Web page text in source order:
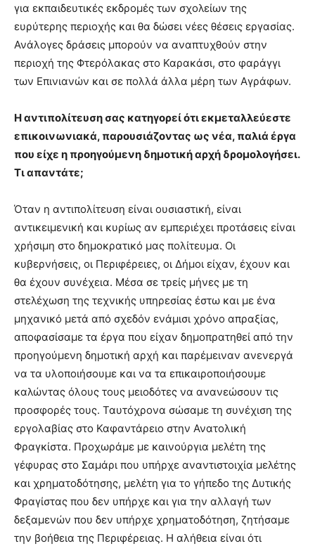
για εκπαιδευτικές εκδρομές των σχολείων της
ευρύτερης περιοχής και θα δώσει νέες θέσεις εργασίας.
Ανάλογες δράσεις μπορούν να αναπτυχθούν στην
περιοχή της Φτερόλακας στο Καρακάσι, στο φαράγγι
των Επινιανών και σε πολλά άλλα μέρη των Αγράφων.
Η αντιπολίτευση σας κατηγορεί ότι εκμεταλλεύεστε
επικοινωνιακά, παρουσιάζοντας ως νέα, παλιά έργα
που είχε η προηγούμενη δημοτική αρχή δρομολογήσει.
Τι απαντάτε;
Όταν η αντιπολίτευση είναι ουσιαστική, είναι
αντικειμενική και κυρίως αν εμπεριέχει προτάσεις είναι
χρήσιμη στο δημοκρατικό μας πολίτευμα. Οι
κυβερνήσεις, οι Περιφέρειες, οι Δήμοι είχαν, έχουν και
θα έχουν συνέχεια. Μέσα σε τρείς μήνες με τη
στελέχωση της τεχνικής υπηρεσίας έστω και με ένα
μηχανικό μετά από σχεδόν ενάμισι χρόνο απραξίας,
αποφασίσαμε τα έργα που είχαν δημοπρατηθεί από την
προηγούμενη δημοτική αρχή και παρέμειναν ανενεργά
να τα υλοποιήσουμε και να τα επικαιροποιήσουμε
καλώντας όλους τους μειοδότες να ανανεώσουν τις
προσφορές τους. Ταυτόχρονα σώσαμε τη συνέχιση της
εργολαβίας στο Καφαντάρειο στην Ανατολική
Φραγκίστα. Προχωράμε με καινούργια μελέτη της
γέφυρας στο Σαμάρι που υπήρχε αναντιστοιχία μελέτης
και χρηματοδότησης, μελέτη για το γήπεδο της Δυτικής
Φραγίστας που δεν υπήρχε και για την αλλαγή των
δεξαμενών που δεν υπήρχε χρηματοδότηση, ζητήσαμε
την βοήθεια της Περιφέρειας. Η αλήθεια είναι ότι